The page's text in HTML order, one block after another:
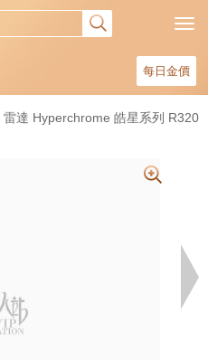
每日金價
雷達 Hyperchrome 皓星系列 R320